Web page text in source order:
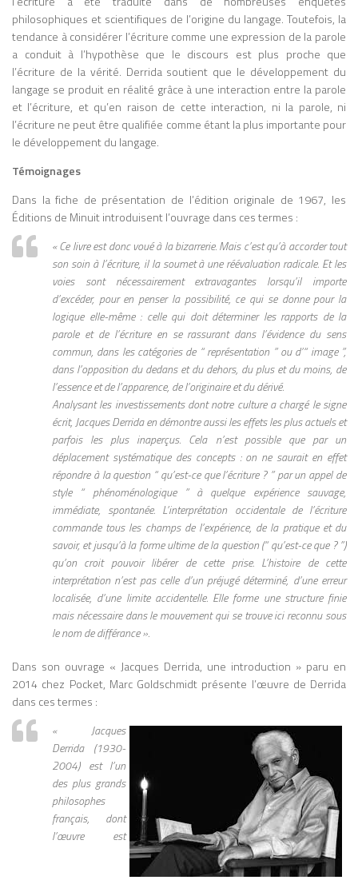
philosophiques et scientifiques de l’origine du langage. Toutefois, la
tendance à considérer l’écriture comme une expression de la parole
a conduit à l’hypothèse que le discours est plus proche que
l’écriture de la vérité. Derrida soutient que le développement du
langage se produit en réalité grâce à une interaction entre la parole
et l’écriture, et qu’en raison de cette interaction, ni la parole, ni
l’écriture ne peut être qualifiée comme étant la plus importante pour
le développement du langage.
Témoignages
Dans la fiche de présentation de l’édition originale de 1967, les
Éditions de Minuit introduisent l’ouvrage dans ces termes :
« Ce livre est donc voué à la bizarrerie. Mais c’est qu’à accorder tout
son soin à l’écriture, il la soumet à une réévaluation radicale. Et les
voies sont nécessairement extravagantes lorsqu’il importe
d’excéder, pour en penser la possibilité, ce qui se donne pour la
logique elle-même : celle qui doit déterminer les rapports de la
parole et de l’écriture en se rassurant dans l’évidence du sens
commun, dans les catégories de “ représentation ” ou d’“ image ”,
dans l’opposition du dedans et du dehors, du plus et du moins, de
l’essence et de l’apparence, de l’originaire et du dérivé.
Analysant les investissements dont notre culture a chargé le signe
écrit, Jacques Derrida en démontre aussi les effets les plus actuels et
parfois les plus inaperçus. Cela n’est possible que par un
déplacement systématique des concepts : on ne saurait en effet
répondre à la question “qu’est-ce que l’écriture ?” par un appel de
style “ phénoménologique ” à quelque expérience sauvage,
immédiate, spontanée. L’interprétation occidentale de l’écriture
commande tous les champs de l’expérience, de la pratique et du
savoir, et jusqu’à la forme ultime de la question (“ qu’est-ce que ? ”)
qu’on croit pouvoir libérer de cette prise. L’histoire de cette
interprétation n’est pas celle d’un préjugé déterminé, d’une erreur
localisée, d’une limite accidentelle. Elle forme une structure finie
mais nécessaire dans le mouvement qui se trouve ici reconnu sous
le nom dedifférance ».
Dans son ouvrage « Jacques Derrida, une introduction » paru en
2014 chez Pocket, Marc Goldschmidt présente l’œuvre de Derrida
dans ces termes :
« Jacques
Derrida (1930-
2004) est l’un
des plus grands
philosophes
français, dont
l’œuvre est
culturels se transforment en archétypes
selon le média utilisé. Culture Is Our
Business (avec Quentin Fiore) 1970
Culture de masse et médias Les médias
prolongent l’homme et influencent
profondément la culture et la société ;
ouvrage illustré et accessible. Laws of
Media: The[… Plus …]